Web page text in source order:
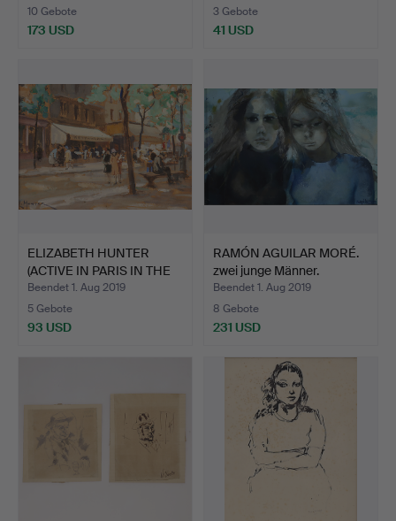
10 Gebote
173 USD
3 Gebote
41 USD
ELIZABETH HUNTER
(ACTIVE IN PARIS IN THE
E…
Beendet 1. Aug 2019
5 Gebote
93 USD
RAMÓN AGUILAR MORÉ.
zwei junge Männer.
Beendet 1. Aug 2019
8 Gebote
231 USD